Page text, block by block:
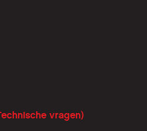
vragen)